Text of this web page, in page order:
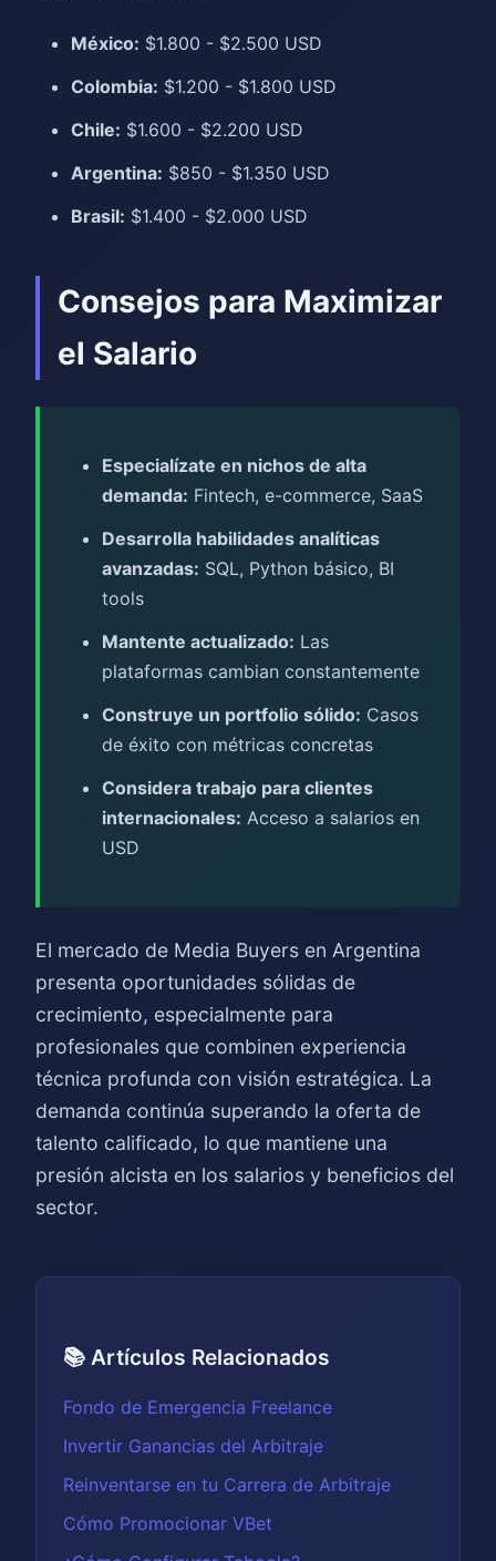
México: $1.800 - $2.500 USD
Colombia: $1.200 - $1.800 USD
Chile: $1.600 - $2.200 USD
Argentina: $850 - $1.350 USD
Brasil: $1.400 - $2.000 USD
Consejos para Maximizar
el Salario
Especialízate en nichos de alta
demanda: Fintech, e-commerce, SaaS
Desarrolla habilidades analíticas
avanzadas: SQL, Python básico, BI
tools
Mantente actualizado: Las
plataformas cambian constantemente
Construye un portfolio sólido: Casos
de éxito con métricas concretas
Considera trabajo para clientes
internacionales: Acceso a salarios en
USD
El mercado de Media Buyers en Argentina
presenta oportunidades sólidas de
crecimiento, especialmente para
profesionales que combinen experiencia
técnica profunda con visión estratégica. La
demanda continúa superando la oferta de
talento calificado, lo que mantiene una
presión alcista en los salarios y beneficios del
sector.
📚 Artículos Relacionados
Fondo de Emergencia Freelance
Invertir Ganancias del Arbitraje
Reinventarse en tu Carrera de Arbitraje
Cómo Promocionar VBet